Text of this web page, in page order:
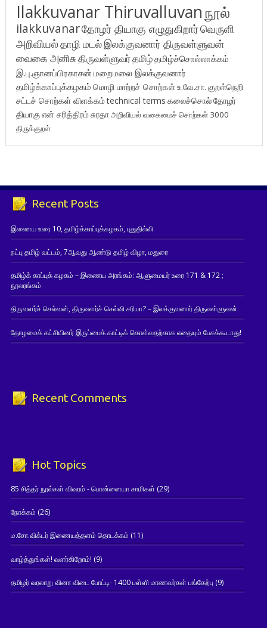
Ilakkuvanar Thiruvalluvanநூல்
ilakkuvanarதோழர் தியாகு எழுதுகிறார்வெருளி
அறிவியல்தாழி மடல்இலக்குவனார் திருவள்ளுவன்
வைகை அனிசுதிருவள்ளுவர்தமிழ்தமிழ்ச்சொல்லாக்கம்
இ.பு.ஞானப்பிரகாசன் மறைமலை இலக்குவனார்
தமிழ்க்காப்புக்கழகம் மொழி மாற்றச் சொற்கள்உ.வே.சா. குறள்நெறி
சட்டச் சொற்கள் விளக்கம்technical terms கலைச்சொல்தோழர்
தியாகுஎன் சரித்திரம்சுரதாஅறிவியல் வகைமைச் சொற்கள் 3000
திருக்குறள்
Recent Posts
இணைய உரை 10, தமிழ்க்காப்புக்கழகம், புதுதில்லி
நட்பு தமிழ் வட்டம், 7ஆவது ஆண்டு தமிழ் விழா, மதுரை
தமிழ்க் காப்புக் கழகம் – இணைய அரங்கம்: ஆளுமையர் உரை 171 & 172 ;
நூலரங்கம்
திருவளர்ச் செல்வன், திருவளர்ச் செல்வி சரியா? – இலக்குவனார் திருவள்ளுவன்
தோழமைக் கட்சியினர் இருப்பைக் காட்டிக் கொள்வதற்காக எதையும் பேசக்கூடாது!
Recent Comments
Hot Topics
85 சித்தர் நூல்கள் விவரம் - பொன்னையா சாமிகள் (29)
நோக்கம் (26)
ம.சோ.விக்டர் இணையத்தளம் தொடக்கம் (11)
வாழ்த்துங்கள்! வளர்கிறோம்! (9)
தமிழர் வரலாறு வினா விடை போட்டி- 1400 பள்ளி மாணவர்கள் பங்கேற்பு(9)